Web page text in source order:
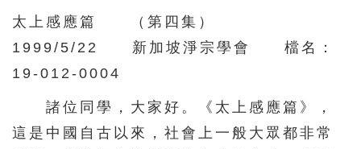
101 103
106 108 109 110
111 112
116 117 118 119 120
121 122 123 124 125
太上感應篇 （第四集）
1999/5/22 新加坡淨宗學會 檔名：
19-012-0004
諸位同學，大家好。《太上感應篇》，
這是中國自古以來，社會上一般大眾都非常